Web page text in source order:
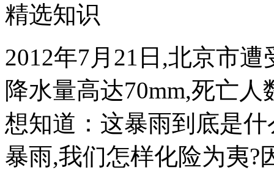
精选知识
2012年7月21日,北京市
降水量高达70mm,死亡
想知道：这暴雨到底是
暴雨,我们怎样化险为夷?